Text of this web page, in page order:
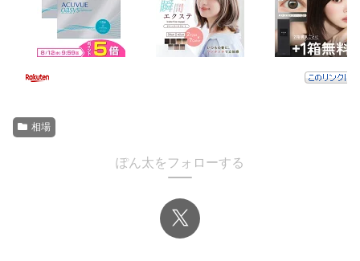
相場
ぽん太をフォローする